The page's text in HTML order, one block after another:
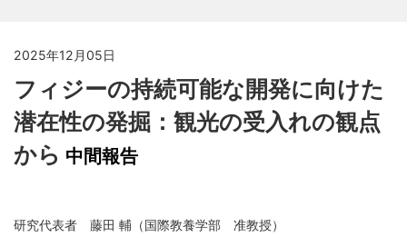
2025年12月05日
フィジーの持続可能な開発に向けた
潜在性の発掘：観光の受入れの観点
から 中間報告
研究代表者 藤田 輔（国際教養学部 准教授）